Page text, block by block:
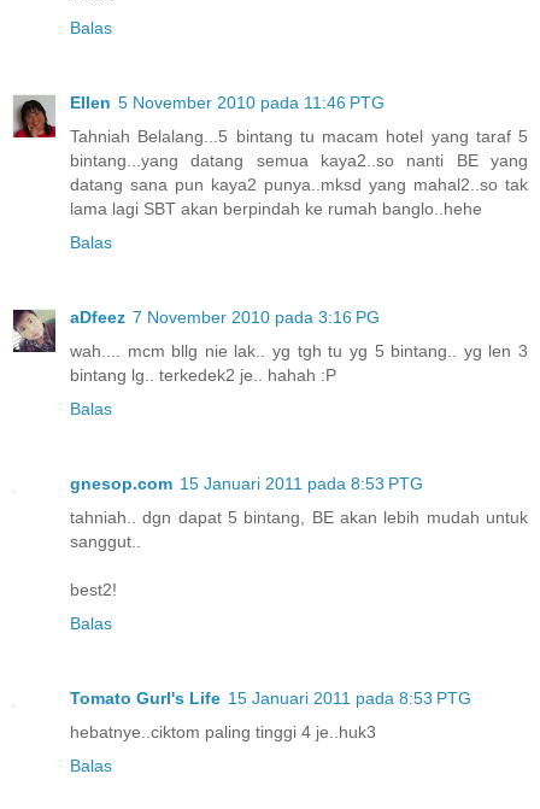
Balas
Ellen 5 November 2010 pada 11:46 PTG
Tahniah Belalang...5 bintang tu macam hotel yang taraf 5
bintang...yang datang semua kaya2..so nanti BE yang
datang sana pun kaya2 punya..mksd yang mahal2..so tak
lama lagi SBT akan berpindah ke rumah banglo..hehe
Balas
aDfeez 7 November 2010 pada 3:16 PG
wah.... mcm bllg nie lak.. yg tgh tu yg 5 bintang.. yg len 3
bintang lg.. terkedek2 je.. hahah :P
Balas
gnesop.com 15 Januari 2011 pada 8:53 PTG
tahniah.. dgn dapat 5 bintang, BE akan lebih mudah untuk
sanggut..
best2!
Balas
Tomato Gurl's Life 15 Januari 2011 pada 8:53 PTG
hebatnye..ciktom paling tinggi 4 je..huk3
Balas